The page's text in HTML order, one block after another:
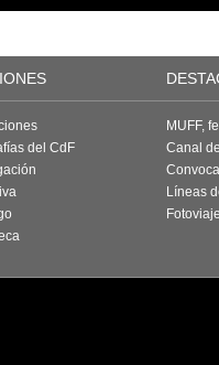
del CdF
MUFF,
Canal
Líneas